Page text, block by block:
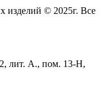
изделий © 2025г. Все
лит. А., пом. 13-Н,